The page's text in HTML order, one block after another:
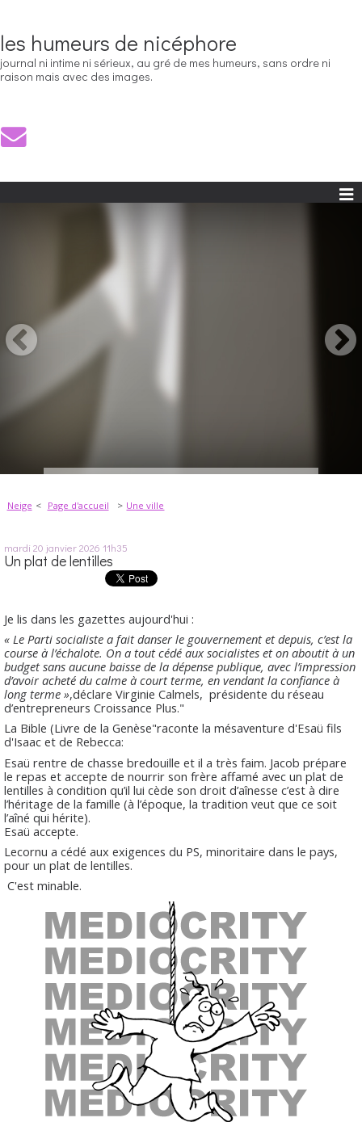
les humeurs de nicéphore
journal ni intime ni sérieux, au gré de mes humeurs, sans ordre ni
raison mais avec des images.
Neige Page d'accueil Une ville
mardi 20 janvier 2026 11h35
Un plat de lentilles
Je lis dans les gazettes aujourd'hui :
« Le Parti socialiste a fait danser le gouvernement et depuis, c’est la
course à l’échalote. On a tout cédé aux socialistes et on aboutit à un
budget sans aucune baisse de la dépense publique, avec l’impression
d’avoir acheté du calme à court terme, en vendant la confiance à
long terme »,déclare Virginie Calmels, présidente du réseau
d’entrepreneurs Croissance Plus."
La Bible (Livre de la Genèse"raconte la mésaventure d'Esaü fils
d'Isaac et de Rebecca:
Esaü rentre de chasse bredouille et il a très faim. Jacob prépare
le repas et accepte de nourrir son frère affamé avec un plat de
lentilles à condition qu’il lui cède son droit d’aînesse c’est à dire
l’héritage de la famille (à l’époque, la tradition veut que ce soit
l’aîné qui hérite).
Esaü accepte.
Lecornu a cédé aux exigences du PS, minoritaire dans le pays,
pour un plat de lentilles.
C'est minable.